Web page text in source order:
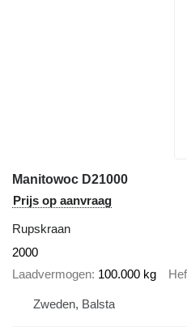
Manitowoc D21000
Prijs op aanvraag
Rupskraan
2000
Laadvermogen 100.000 kg
Zweden, Balsta